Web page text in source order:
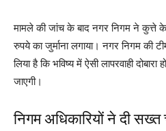
मामले की जांच के बाद नगर निगम ने कुत्ते
रुपये का जुर्माना लगाया। नगर निगम की
लिया है कि भविष्य में ऐसी लापरवाही
जाएगी।
निगम अधिकारियों ने दी सख्त